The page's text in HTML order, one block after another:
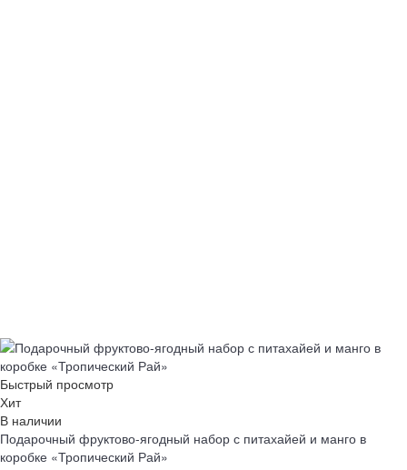
Быстрый просмотр
Хит
В наличии
Подарочный фруктово-ягодный набор с питахайей и манго в
коробке «Тропический Рай»